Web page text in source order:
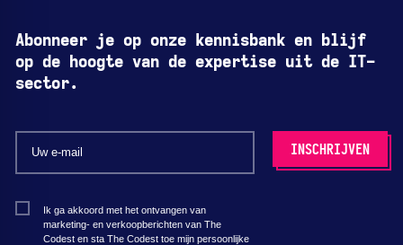
Abonneer je op onze kennisbank en blijf
op de hoogte van de expertise uit de IT-
sector.
Ik ga akkoord met het ontvangen van
marketing- en verkoopberichten van The
Codest en sta The Codest toe mijn persoonlijke